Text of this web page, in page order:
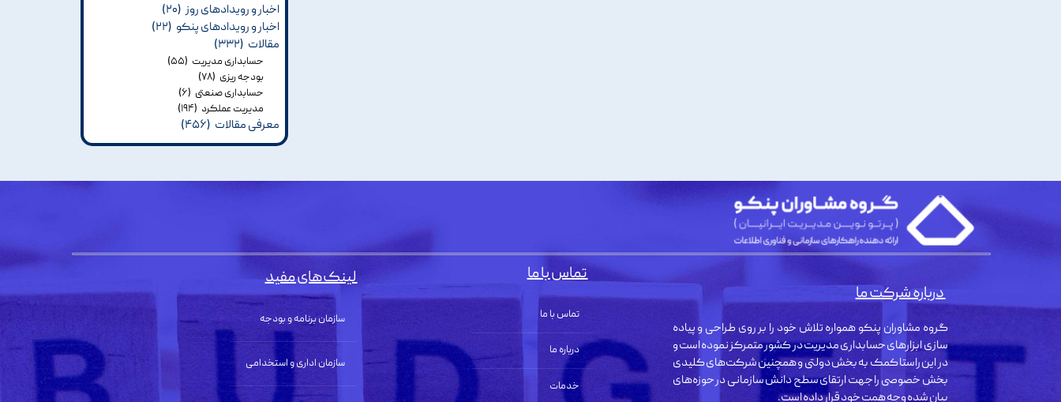
اخبار و رویدادهای روز (۲۰)
اخبار و رویدادهای پنکو (۲۲)
مقالات (۳۳۲)
حسابداری مدیریت (۵۵)
بودجه ریزی (۷۸)
حسابداری صنعتی (۶)
مدیریت عملکرد (۱۹۴)
معرفی مقالات (۴۵۶)
لینک‌های مفید
سازمان برنامه و بودجه
سازمان اداری و استخدامی
تماس با ما
درباره ما
خدمات
تماس با ما
گروه مشاوران پنکو همواره تلاش خود را بر روی طراحی و پیاده
سازی ابزارهای حسابداری مدیریت در کشور متمرکز نموده است و
در این راستا کمک به بخش دولتی و همچنین شرکت‌های کلیدی
بخش خصوصی را جهت ارتقای سطح دانش سازمانی در حوزه‌های
بیان شده وجه همت خود قرار داده است.
درباره شرکت ما